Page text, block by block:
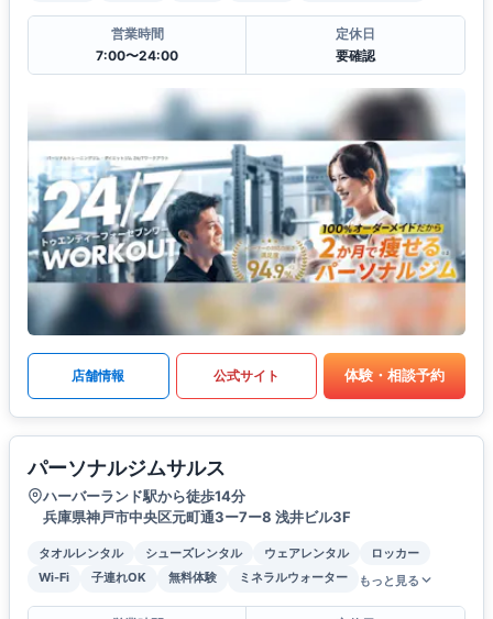
営業時間
7:00〜24:00
定休日
要確認
店舗情報 公式サイト 体験・相談予約
パーソナルジムサルス
ハーバーランド駅から徒歩14分
兵庫県神戸市中央区元町通3ー7ー8 浅井ビル3F
タオルレンタル シューズレンタル ウェアレンタル
ロッカー
Wi-Fi
子連れOK 無料体験 ミネラルウォーター もっと見る